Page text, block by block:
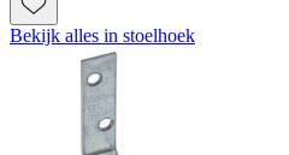
Bekijk alles in stoelhoek